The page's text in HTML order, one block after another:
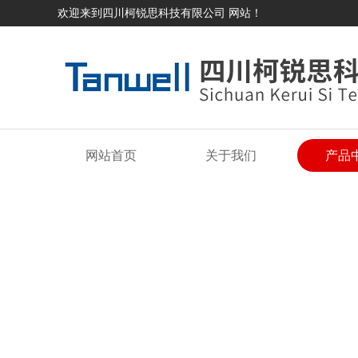
欢迎来到四川柯锐思科技有限公司 网站！
网站首页 关于我们 产品